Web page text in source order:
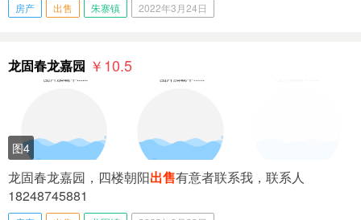
房产 出售 朱寨镇 2022年3月24日
龙固春龙嘉园 ￥10.5
图4
龙固春龙嘉园，四楼朝阳出售有意者联系我，联系人
18248745881